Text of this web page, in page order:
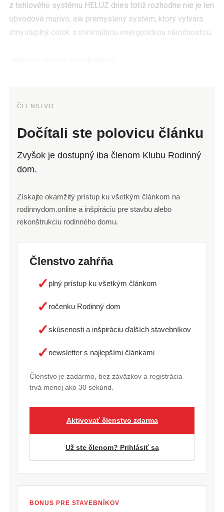
z tehlového systému HELUZ dnes totiž rozhodne nie je len
obvodové murivo, ale premyslený systém, ktorý vytvára
zmysluplný celok s minimálnou energetickou náročnosťou.
ČLENSTVO
Dočítali ste polovicu článku
Zvyšok je dostupný iba členom Klubu Rodinný
dom.
Získajte okamžitý prístup ku všetkým článkom na
rodinnydom.online a inšpiráciu pre stavbu alebo
rekonštrukciu rodinného domu.
Členstvo zahŕňa
✓ plný prístup ku všetkým článkom
✓ ročenku Rodinný dom
✓skúsenosti a inšpiráciu ďalších stavebníkov
✓ newsletter s najlepšími článkami
Členstvo je zadarmo, bez záväzkov a registrácia
trvá menej ako 30 sekúnd.
Aktivovať členstvo zdarma
Už ste členom? Prihlásiť sa
BONUS PRE STAVEBNÍKOV